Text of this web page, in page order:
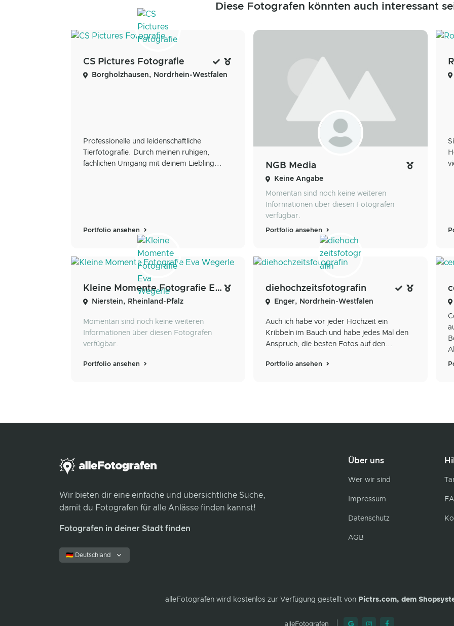
Diese Fotografen könnten auch interessant
CS Pictures Fotografie
Borgholzhausen, Nordrhein-Westfalen
Professionelle und leidenschaftliche
Tierfotografie. Durch meinen ruhigen,
fachlichen Umgang mit deinem Liebling...
Portfolio ansehen
NGB Media
Keine Angabe
Momentan sind noch keine weiteren
Informationen über diesen Fotografen
verfügbar.
Portfolio ansehen
Kleine Momente Fotografie Eva Wegerle
Nierstein, Rheinland-Pfalz
Momentan sind noch keine weiteren
Informationen über diesen Fotografen
verfügbar.
Portfolio ansehen
diehochzeitsfotografin
Enger, Nordrhein-Westfalen
Auch ich habe vor jeder Hochzeit ein
Kribbeln im Bauch und habe jedes Mal den
Anspruch, die besten Fotos auf den...
Portfolio ansehen
Wir bieten dir eine einfache und übersichtliche Suche,
damit du Fotografen für alle Anlässe finden kannst!
Fotografen in deiner Stadt finden
🇩🇪 Deutschland
Über uns
Wer wir sind
Impressum
Datenschutz
AGB
alleFotografen wird kostenlos zur Verfügung gestellt von Pictrs.com, dem
alleFotografen